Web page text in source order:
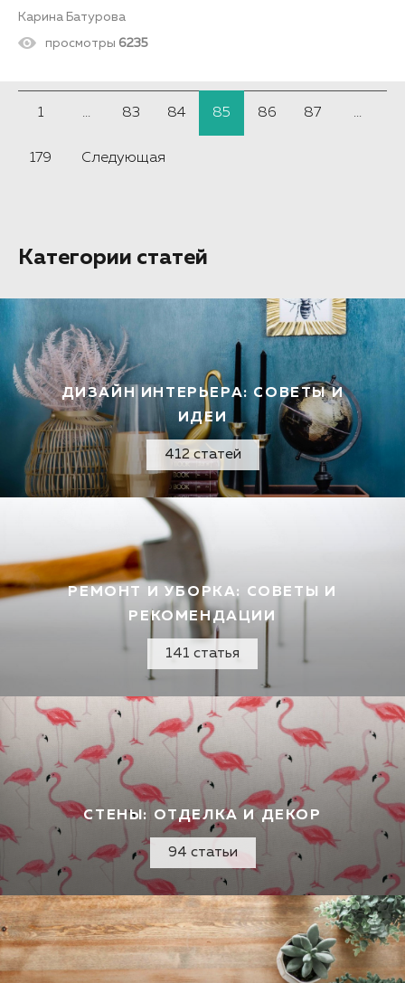
Карина Батурова
просмотры 6235
1 ... 83 84 85 86 87 ...
179 Следующая
Категории статей
ДИЗАЙН ИНТЕРЬЕРА: СОВЕТЫ И
ИДЕИ
412 статей
РЕМОНТ И УБОРКА: СОВЕТЫ И
РЕКОМЕНДАЦИИ
141 статья
СТЕНЫ: ОТДЕЛКА И ДЕКОР
94 статьи